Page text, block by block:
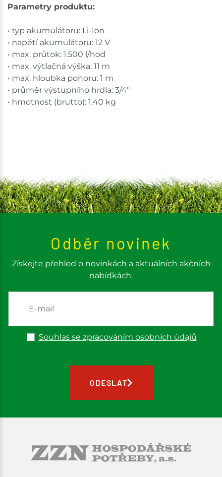
Parametry produktu:
• typ akumulátoru: Li-Ion
• napětí akumulátoru: 12 V
• max. průtok: 1.500 l/hod
• max. výtlačná výška: 11 m
• max. hloubka ponoru: 1 m
• průměr výstupního hrdla: 3/4"
• hmotnost (brutto): 1,40 kg
Odběr novinek
Získejte přehled o novinkách a aktuálních akčních
nabídkách.
Souhlas se zpracováním osobních údajů
ODESLAT